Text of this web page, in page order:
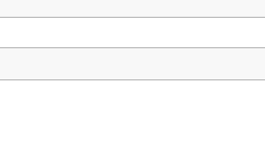
再生
をダウンロードして再生できます